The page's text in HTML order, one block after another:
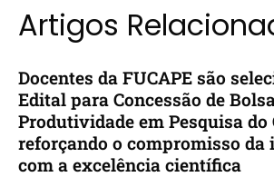
Artigos
Docentes da FUCAPE são
Edital para Concessão de
Produtividade em Pesquisa do
reforçando o compromisso
com a excelência científica